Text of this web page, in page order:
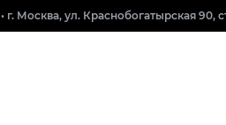
• г. Москва, ул. Краснобогатырская 90,